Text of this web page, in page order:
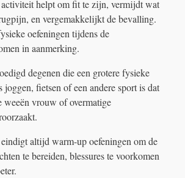
helpt om fit te zijn, vermijdt wat
en vergemakkelijkt de bevalling.
oefeningen tijdens de
in aanmerking.
degenen die een grotere fysieke
joggen, fietsen of een andere sport is dat
weeën vrouw of overmatige
altijd warm-up oefeningen om de
te bereiden, blessures te voorkomen